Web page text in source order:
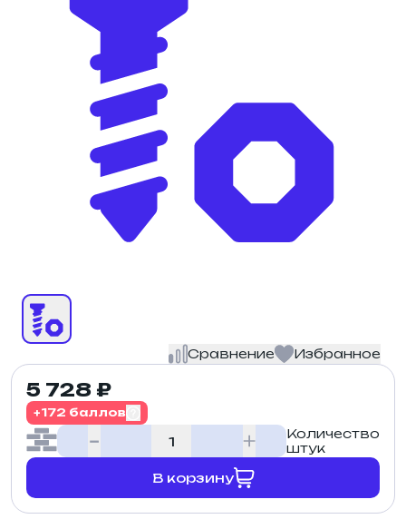
Сравнение Избранное
5 728 ₽
+172 баллов
Количество
штук
В корзину